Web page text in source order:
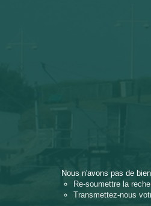
Nous n'avons pas de
Re-soumettre la
Transmettez-nous